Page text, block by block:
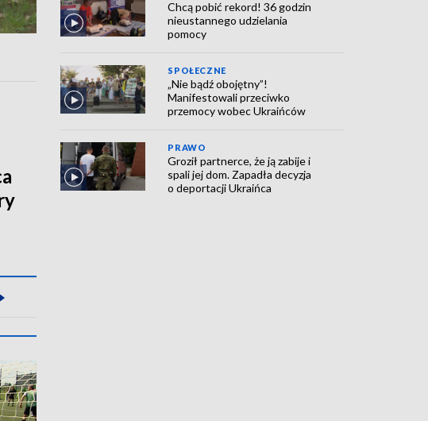
Chcą pobić rekord! 36 godzin
nieustannego udzielania
pomocy
SPOŁECZNE
„Nie bądź obojętny”!
Manifestowali przeciwko
przemocy wobec Ukraińców
PRAWO
Groził partnerce, że ją zabije i
spali jej dom. Zapadła decyzja
o deportacji Ukraińca